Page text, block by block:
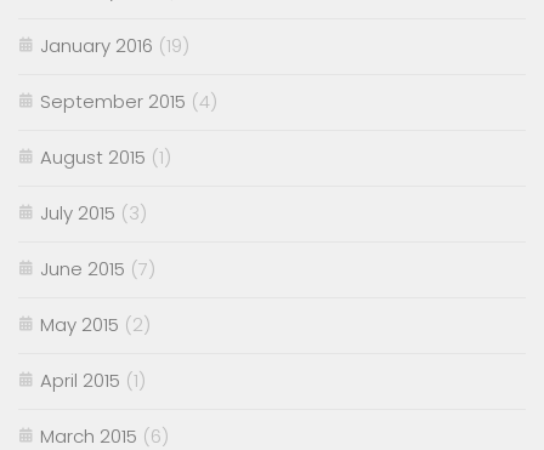
January 2016 (19)
September 2015 (4)
August 2015 (1)
July 2015 (3)
June 2015 (7)
May 2015 (2)
April 2015 (1)
March 2015 (6)